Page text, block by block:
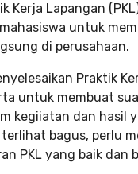
Kerja Lapangan
untuk
di perusahaan.
Praktik
untuk membuat
kegiiatan dan hasil
bagus, perlu
PKL yang baik dan